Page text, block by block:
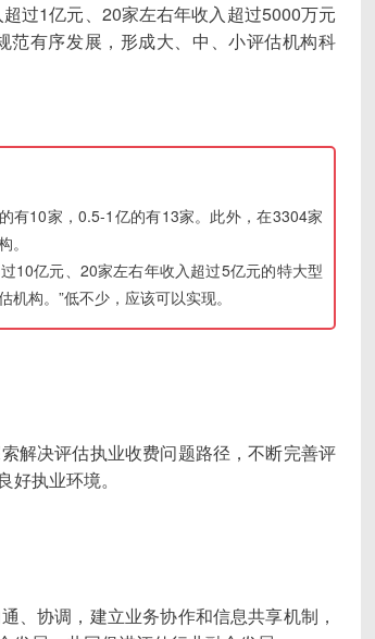
过1亿元、20家左右年收入超过5000万元
有序发展，形成大、中、小评估机构科
有10家，0.5-1亿的有13家。此外，在3304家
10亿元、20家左右年收入超过5亿元的特大型
构。”低不少，应该可以实现。
解决评估执业收费问题路径，不断完善评
执业环境。
、协调，建立业务协作和信息共享机制，